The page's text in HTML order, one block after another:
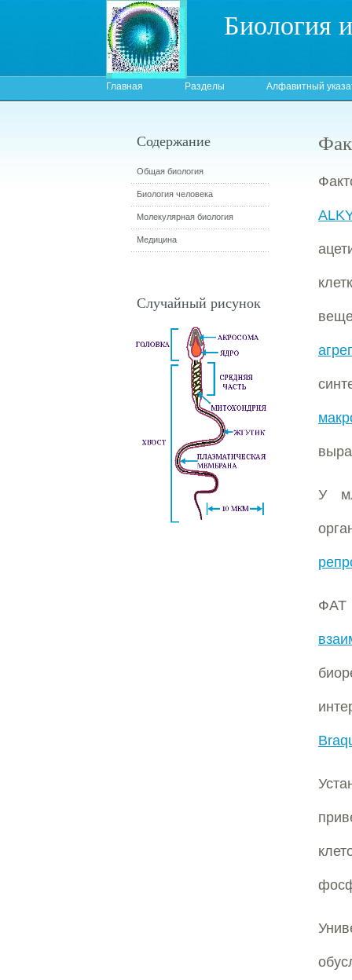
Биология
Главная Разделы Алфавитный
У
ФАТ
Содержание
Общая биология
Биология человека
Молекулярная биология
Медицина
Случайный рисунок